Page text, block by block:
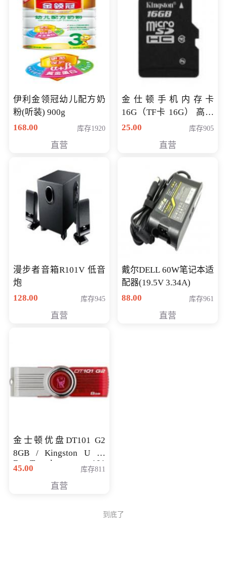
伊利金领冠幼儿配方奶
粉(听装) 900g
168.00
库存1920
直营
金仕顿手机内存卡
16G（TF卡 16G） 高速
卡 CLASS 10
25.00 库存905
直营
漫步者音箱R101V 低音
炮
128.00
库存945
直营
戴尔DELL 60W笔记本适
配器(19.5V 3.34A)
88.00
库存961
直营
金士顿优盘DT101 G2
8GB / Kingston U 盘
DataTraveler 101
Generati
45.00 库存811
直营
到底了